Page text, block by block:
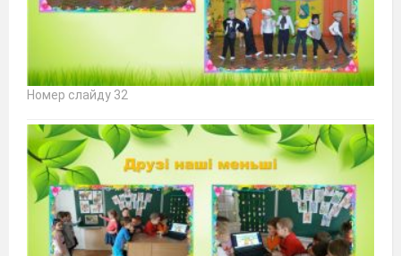
Номер слайду 32